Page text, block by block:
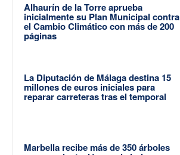
Alhaurín de la Torre aprueba
inicialmente su Plan Municipal contra
el Cambio Climático con más de 200
páginas
La Diputación de Málaga destina 15
millones de euros iniciales para
reparar carreteras tras el temporal
Marbella recibe más de 350 árboles